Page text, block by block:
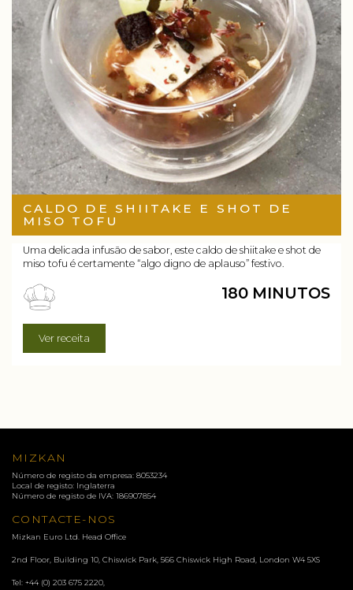
CALDO DE SHIITAKE E SHOT DE
MISO TOFU
Uma delicada infusão de sabor, este caldo de shiitake e shot de
miso tofu é certamente “algo digno de aplauso” festivo.
180 MINUTOS
Ver receita
MIZKAN
Número de registo da empresa: 8053234
Local de registo: Inglaterra
Número de registo de IVA: 186907854
CONTACTE-NOS
Mizkan Euro Ltd. Head Office
2nd Floor, Building 10, Chiswick Park, 566 Chiswick High Road, London W4 5XS
Tel: +44 (0) 203 675 2220,